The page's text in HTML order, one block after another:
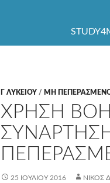
Γ ΛΥΚΕΊΟΥ / ΜΗ
ΧΡΗΣΗ
25 ΙΟΥΛΊΟΥ 2016 ΝΊΚΟΣ